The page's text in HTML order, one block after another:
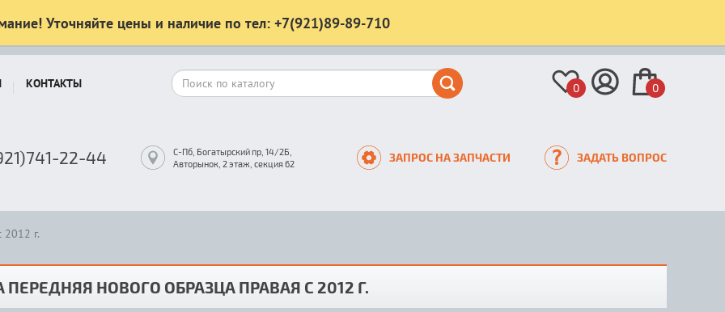
Уточняйте цены и наличие по тел: +7(921)89-89-710
КОНТАКТЫ 0 0
22-44
С-Пб, Богатырский пр, 14/2Б,
Авторынок, 2 этаж, секция 62
ЗАПРОС НА ЗАПЧАСТИ ЗАДАТЬ ВОПРОС
г.
ПЕРЕДНЯЯ НОВОГО ОБРАЗЦА ПРАВАЯ С 2012 Г.